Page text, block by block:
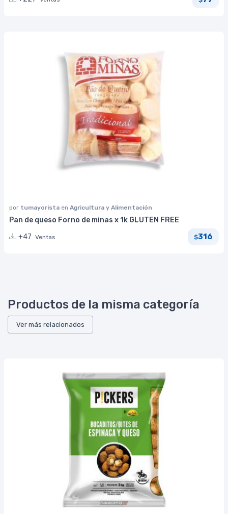
por tumayorista en Agricultura y Alimentación
Pan de queso Forno de minas x 1k GLUTEN FREE
+47 Ventas $316
Productos de la misma categoría
Ver más relacionados